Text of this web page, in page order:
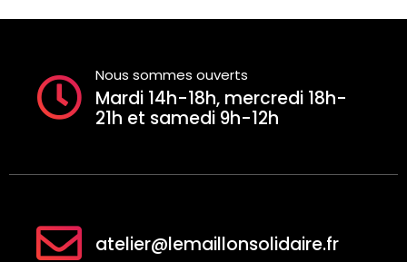
Nous sommes ouverts
Mardi 14h-18h, mercredi 18h-
21h et samedi 9h-12h
atelier@lemaillonsolidaire.fr